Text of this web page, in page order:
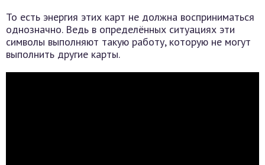
То есть энергия этих карт не должна восприниматься
однозначно. Ведь в определённых ситуациях эти
символы выполняют такую работу, которую не могут
выполнить другие карты.